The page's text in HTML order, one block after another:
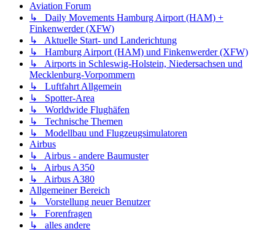
Aviation Forum
↳ Daily Movements Hamburg Airport (HAM) +
Finkenwerder (XFW)
↳ Aktuelle Start- und Landerichtung
↳ Hamburg Airport (HAM) und Finkenwerder (XFW)
↳ Airports in Schleswig-Holstein, Niedersachsen und
Mecklenburg-Vorpommern
↳ Luftfahrt Allgemein
↳ Spotter-Area
↳ Worldwide Flughäfen
↳ Technische Themen
↳ Modellbau und Flugzeugsimulatoren
Airbus
↳ Airbus - andere Baumuster
↳ Airbus A350
↳ Airbus A380
Allgemeiner Bereich
↳ Vorstellung neuer Benutzer
↳ Forenfragen
↳ alles andere